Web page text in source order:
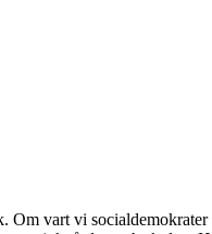
Om vart vi